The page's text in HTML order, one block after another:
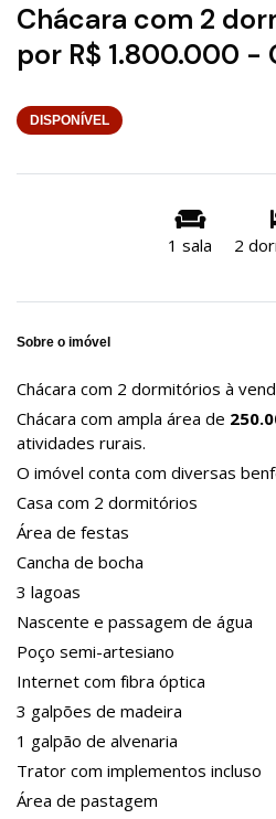
Chácara com 2
por R$ 1.800.000 -
DISPONÍVEL
1 sala 2
Sobre o imóvel
Chácara com 2 dormitórios à
Chácara com ampla área de
atividades rurais.
O imóvel conta com diversas
Casa com 2 dormitórios
Área de festas
Cancha de bocha
3 lagoas
Nascente e passagem de água
Poço semi-artesiano
Internet com fibra óptica
3 galpões de madeira
1 galpão de alvenaria
Trator com implementos incluso
Área de pastagem